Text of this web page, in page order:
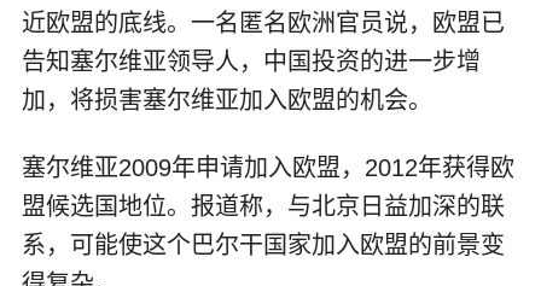
近欧盟的底线。一名匿名欧洲官员说，欧盟已
告知塞尔维亚领导人，中国投资的进一步增
加，将损害塞尔维亚加入欧盟的机会。
塞尔维亚2009年申请加入欧盟，2012年获得欧
盟候选国地位。报道称，与北京日益加深的联
系，可能使这个巴尔干国家加入欧盟的前景变